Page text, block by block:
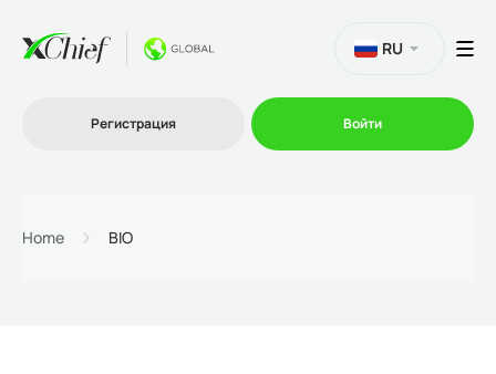
RU
Регистрация Войти
Home BIO